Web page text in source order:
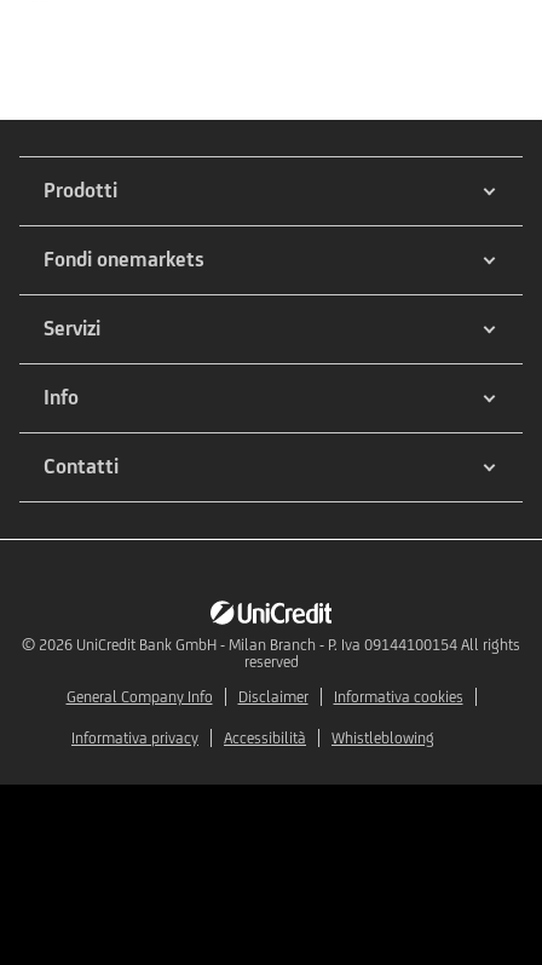
Prodotti
Fondi onemarkets
Servizi
Info
Contatti
© 2026 UniCredit Bank GmbH - Milan Branch - P. Iva 09144100154 All rights
reserved
General Company Info
Disclaimer Informativa cookies
Informativa privacy Accessibilità Whistleblowing